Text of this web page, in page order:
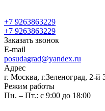
+7 9263863229
+7 9263863229
Заказать звонок
E-mail
posudagrad@yandex.ru
Адрес
г. Москва, г.Зеленоград, 2-
Режим работы
Пн. – Пт.: с 9:00 до 18:00